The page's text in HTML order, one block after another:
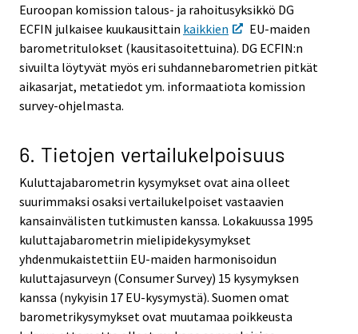
Euroopan komission talous- ja rahoitusyksikkö DG
ECFIN julkaisee kuukausittain kaikkien
EU-maiden
barometritulokset (kausitasoitettuina). DG ECFIN:n
sivuilta löytyvät myös eri suhdannebarometrien pitkät
aikasarjat, metatiedot ym. informaatiota komission
survey-ohjelmasta.
6. Tietojen vertailukelpoisuus
Kuluttajabarometrin kysymykset ovat aina olleet
suurimmaksi osaksi vertailukelpoiset vastaavien
kansainvälisten tutkimusten kanssa. Lokakuussa 1995
kuluttajabarometrin mielipidekysymykset
yhdenmukaistettiin EU-maiden harmonisoidun
kuluttajasurveyn (Consumer Survey) 15 kysymyksen
kanssa (nykyisin 17 EU-kysymystä). Suomen omat
barometrikysymykset ovat muutamaa poikkeusta